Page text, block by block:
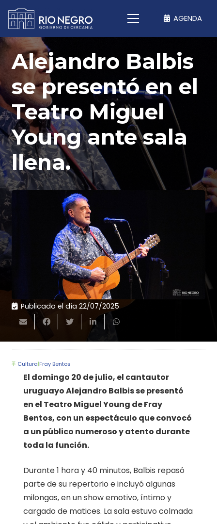
AGENDA
Alejandro Balbis
se presentó en el
Teatro Miguel
Young ante sala
llena.
Publicado el día 22/07/2025
Cultura|Fray Bentos
El domingo 20 de julio, el cantautor
uruguayo Alejandro Balbis se presentó
en el Teatro Miguel Young de Fray
Bentos, con un espectáculo que convocó
a un público numeroso y atento durante
toda la función.
Durante 1 hora y 40 minutos, Balbis repasó
parte de su repertorio e incluyó algunas
milongas, en un show emotivo, íntimo y
cargado de matices. La sala estuvo colmada